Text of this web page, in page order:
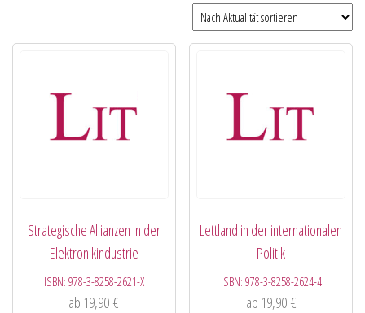
Strategische Allianzen in der
Elektronikindustrie
ISBN: 978-3-8258-2621-X
ab 19,90€
Lettland in der internationalen
Politik
ISBN: 978-3-8258-2624-4
ab 19,90 €